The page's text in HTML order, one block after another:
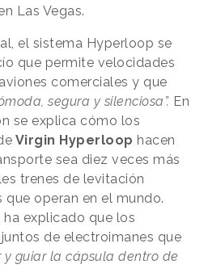
Las Vegas.
el sistema Hyperloop se
que permite velocidades
comerciales y que
segura y silenciosa”. En
se explica cómo los
Virgin Hyperloop hacen
sea diez veces más
trenes de levitación
operan en el mundo.
explicado que los
de electroimanes que
y guiar la cápsula dentro de